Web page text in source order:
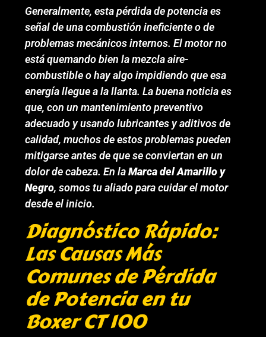
Generalmente, esta pérdida de potencia es
señal de una combustión ineficiente o de
problemas mecánicos internos. El motor no
está quemando bien la mezcla aire-
combustible o hay algo impidiendo que esa
energía llegue a la llanta. La buena noticia es
que, con un mantenimiento preventivo
adecuado y usando lubricantes y aditivos de
calidad, muchos de estos problemas pueden
mitigarse antes de que se conviertan en un
dolor de cabeza. En laMarca del Amarillo y
Negro, somos tu aliado para cuidar el motor
desde el inicio.
Diagnóstico Rápido:
Las Causas Más
Comunes de Pérdida
de Potencia en tu
Boxer CT 100